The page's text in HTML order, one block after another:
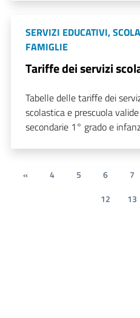
SERVIZI EDUCATIVI,
FAMIGLIE
Tariffe dei servizi
Tabelle delle tariffe dei
scolastica e prescuola
secondarie 1° grado e
« 4 5 6 7
12
13